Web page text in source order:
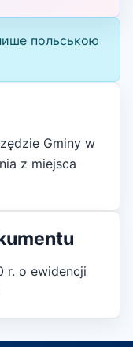
польською
Gminy w
z miejsca
r. o ewidencji